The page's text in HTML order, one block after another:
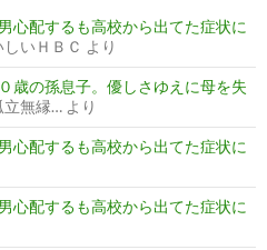
心配するも高校から出てた症状に
いＨＢＣ より
歳の孫息子。優しさゆえに母を失
立無縁… より
心配するも高校から出てた症状に
心配するも高校から出てた症状に